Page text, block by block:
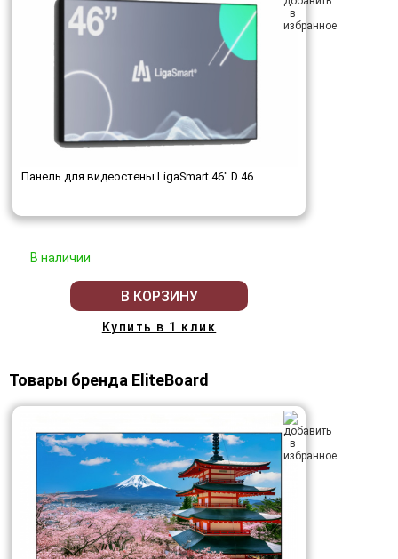
Панель для видеостены LigaSmart 46" D 46
В наличии
В КОРЗИНУ
Купить в 1 клик
Товары бренда EliteBoard